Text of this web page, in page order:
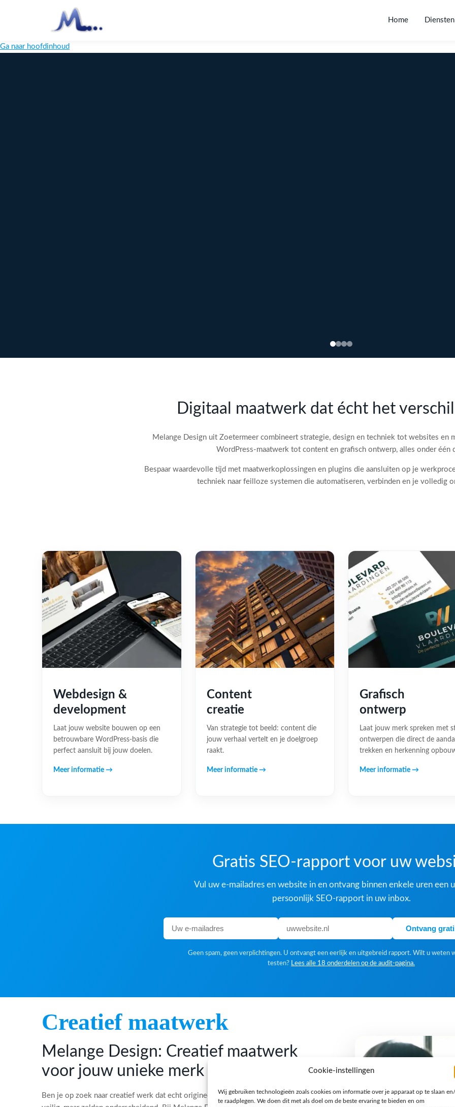
Cookie-instellingen
Wij gebruiken technologieën zoals cookies om informatie over je apparaat op te slaan
te raadplegen. We doen dit met als doel om de beste ervaring te bieden en om
Home Diensten
Ga naar hoofdinhoud
Digitaal maatwerk dat écht het
Melange Design uit Zoetermeer combineert strategie, design en techniek tot websites en
WordPress-maatwerk tot content en grafisch ontwerp, alles onder één
Bespaar waardevolle tijd met maatwerkoplossingen en plugins die aansluiten op je
techniek naar feilloze systemen die automatiseren, verbinden en je volledig
Webdesign &
development
Laat jouw website bouwen op een
betrouwbare WordPress-basis die
perfect aansluit bij jouw doelen.
Meer informatie →
Content
creatie
Van strategie tot beeld: content die
jouw verhaal vertelt en je doelgroep
raakt.
Meer informatie →
Grafisch
ontwerp
Laat jouw merk spreken met
ontwerpen die direct de
trekken en herkenning
Meer informatie →
Gratis SEO-rapport voor uw
Vul uw e-mailadres en website in en ontvang binnen enkele uren een
persoonlijk SEO-rapport in uw inbox.
Ontvang
Geen spam, geen verplichtingen. U ontvangt een eerlijk en uitgebreid rapport. Wilt u weten
testen? Lees alle 18 onderdelen op de audit-pagina.
Creatief maatwerk
Melange Design: Creatief maatwerk
voor jouw unieke merk
Ben je op zoek naar creatief werk dat echt origineel is? Een standaardoplossing is